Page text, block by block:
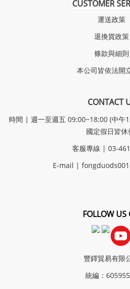
CUSTOMER
運送政策
退換貨政策
條款與細則
本公司皆依法開
CONTACT
時間 | 週一至週五 09:00~18:00 (中午
國定假日皆休
客服專線 | 03-
E-mail |
FOLLOW US
豐鐸貿易有限
統編：